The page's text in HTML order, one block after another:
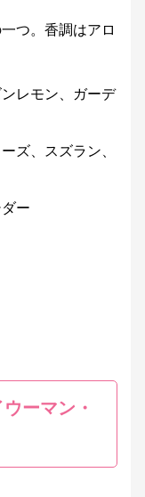
つ。香調はアロ
レモン、ガーデ
ズ、スズラン、
ー
ーマン・